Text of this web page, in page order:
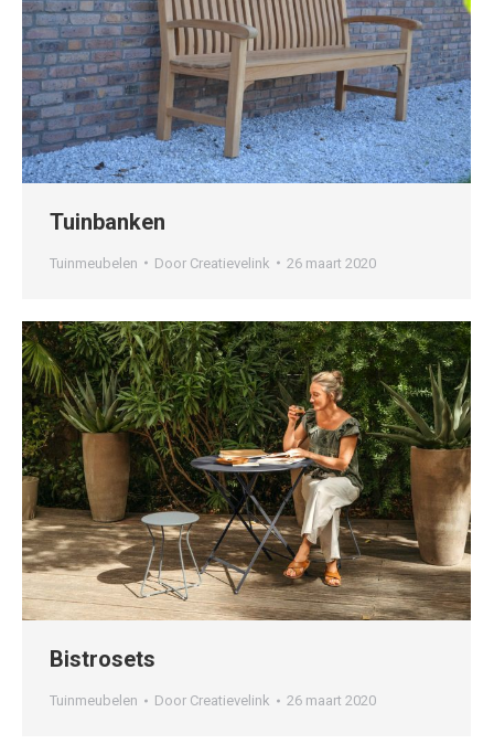
Tuinbanken
Tuinmeubelen Door Creatievelink 26 maart 2020
Bistrosets
Tuinmeubelen Door Creatievelink 26 maart 2020